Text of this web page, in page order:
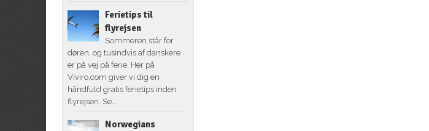
Ferietips til
flyrejsen
Sommeren står for
døren, og tusindvis af danskere
er på vej på ferie. Her på
Viviro.com giver vi dig en
håndfuld gratis ferietips inden
flyrejsen. Se...
Norwegians